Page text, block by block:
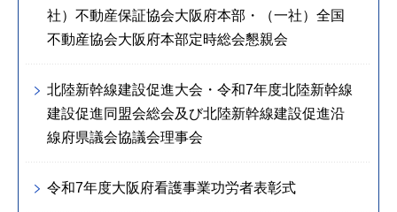
社）不動産保証協会大阪府本部・（一社）全国
不動産協会大阪府本部定時総会懇親会
北陸新幹線建設促進大会・令和7年度北陸新幹線
建設促進同盟会総会及び北陸新幹線建設促進沿
線府県議会協議会理事会
令和7年度大阪府看護事業功労者表彰式